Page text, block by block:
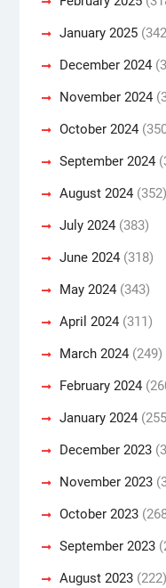
January 2025
December 2024
November 2024
October 2024
September 2024
August 2024(352)
July 2024(383)
June 2024(318)
May 2024(343)
April 2024(311)
March 2024(249)
February 2024
January 2024
December 2023
November 2023
October 2023
September 2023
August 2023(222)